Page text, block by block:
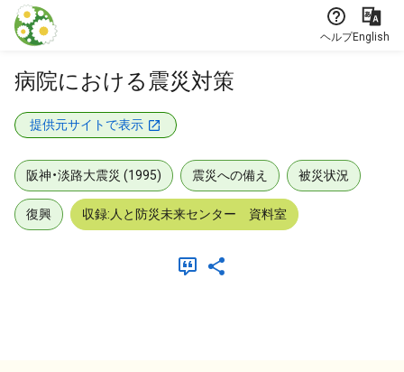
本文に飛ぶ
ヘルプEnglish
病院における震災対策
提供元サイトで表示
阪神・淡路大震災 (1995) 震災への備え 被災状況
復興 収録:人と防災未来センター 資料室